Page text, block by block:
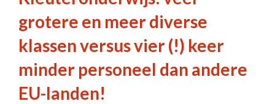
grotere en meer diverse
klassen versus vier (!) keer
minder personeel dan andere
EU-landen!